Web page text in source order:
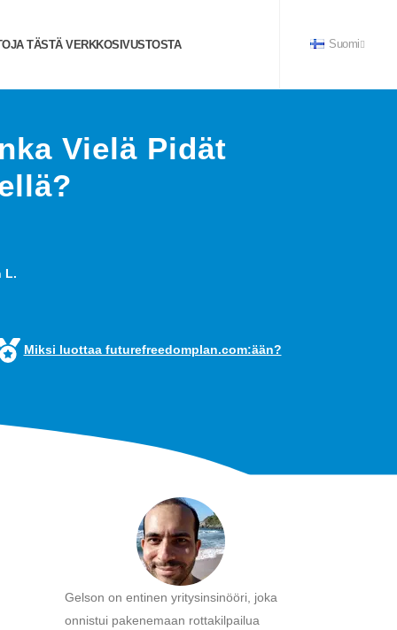
TÄSTÄ VERKKOSIVUSTOSTA Suomi
Vielä Pidät
L.
Miksi luottaa futurefreedomplan.com:ään?
Gelson on entinen yritysinsinööri, joka
onnistui pakenemaan rottakilpailua